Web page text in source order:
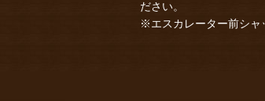
ださい。
※エスカレーター前シャ